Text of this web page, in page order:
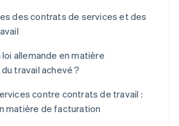
des contrats de services et des
allemande en matière
travail achevé ?
contre contrats de travail :
matière de facturation